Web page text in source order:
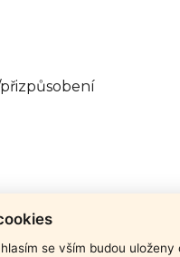
se vším budou uloženy